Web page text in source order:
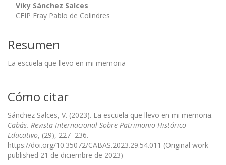
Viky Sánchez Salces
CEIP Fray Pablo de Colindres
Resumen
La escuela que llevo en mi memoria
Cómo citar
Sánchez Salces, V. (2023). La escuela que llevo en mi memoria.
Cabás. Revista Internacional Sobre Patrimonio Histórico-
Educativo, (29), 227–236.
https://doi.org/10.35072/CABAS.2023.29.54.011 (Original work
published 21 de diciembre de 2023)